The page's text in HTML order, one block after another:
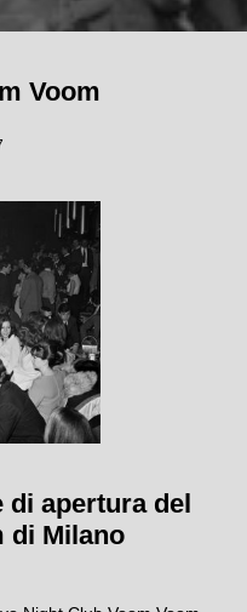
Voom
di apertura del
di Milano